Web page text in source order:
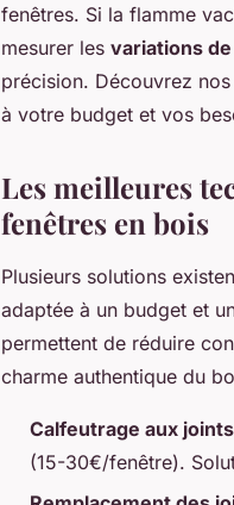
fenêtres. Si la flamme
mesurer les variations
précision. Découvrez
à votre budget et vos
Les meilleures
fenêtres en bois
Plusieurs solutions
adaptée à un budget et
permettent de réduire
charme authentique du
Calfeutrage aux joints
(15-30€/fenêtre).